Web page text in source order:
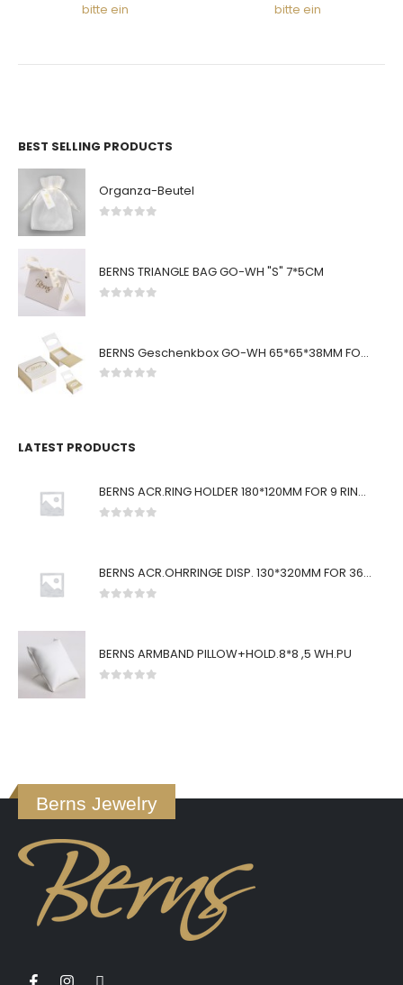
bitte ein
bitte ein
BEST SELLING PRODUCTS
Organza-Beutel
BERNS TRIANGLE BAG GO-WH "S" 7*5CM
BERNS Geschenkbox GO-WH 65*65*38MM FOR SMALL SETS
LATEST PRODUCTS
BERNS ACR.RING HOLDER 180*120MM FOR 9 RINGS
BERNS ACR.OHRRINGE DISP. 130*320MM FOR 36 PAIRS
BERNS ARMBAND PILLOW+HOLD.8*8 ,5 WH.PU
Berns Jewelry